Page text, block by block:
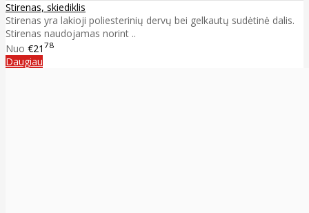
Stirenas, skiediklis
Stirenas yra lakioji poliesterinių dervų bei gelkautų sudėtinė dalis.
Stirenas naudojamas norint ..
Nuo €21 78
Daugiau